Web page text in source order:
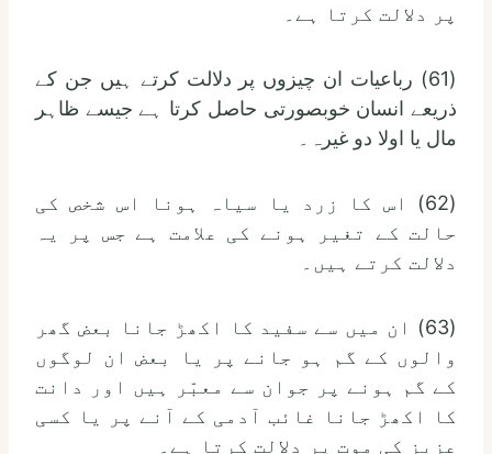
پر دلالت کرتا ہے۔
(61) رباعیات ان چیزوں پر دلالت کرتے ہیں جن کے
ذریعے انسان خوبصورتی حاصل کرتا ہے جیسے ظاہر
مال یا اولا دو غیرہ۔
(62) اس کا زرد یا سیاہ ہونا اس شخص کی
حالت کے تغیر ہونے کی علامت ہے جس پر یہ
دلالت کرتے ہیں۔
(63) ان میں سے سفید کا اکھڑ جانا بعض گھر
والوں کے گم ہو جانے پر یا بعض ان لوگوں
کے گم ہونے پر جوان سے معبّر ہیں اور دانت
کا اکھڑ جانا غائب آدمی کے آنے پر یا کسی
عزیز کی موت پر دلالت کرتا ہے۔